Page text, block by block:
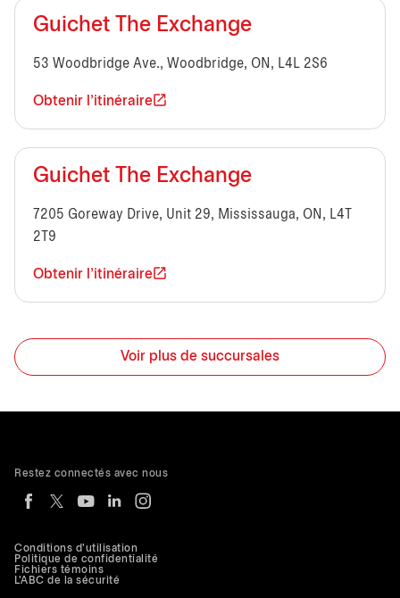
Guichet The Exchange
53 Woodbridge Ave., Woodbridge, ON, L4L 2S6
Obtenir l'itinéraire
Guichet The Exchange
7205 Goreway Drive, Unit 29, Mississauga, ON, L4T
2T9
Obtenir l'itinéraire
Voir plus de succursales
Conditions d'utilisation
Politique de confidentialité
Fichiers témoins
L'ABC de la sécurité
Restez connectés avec nous